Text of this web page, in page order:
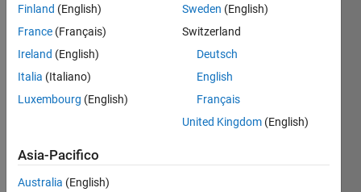
wings.
Husam
(2026).
pigeon-m),
Finland (English)
France (Français)
Ireland (English)
Italia (Italiano)
Luxembourg (English)
Sweden (English)
Switzerland
Deutsch
English
Français
United Kingdom (English)
Asia-Pacifico
Australia (English)